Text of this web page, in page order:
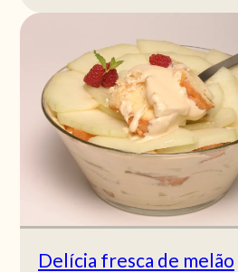
Delícia fresca de melão